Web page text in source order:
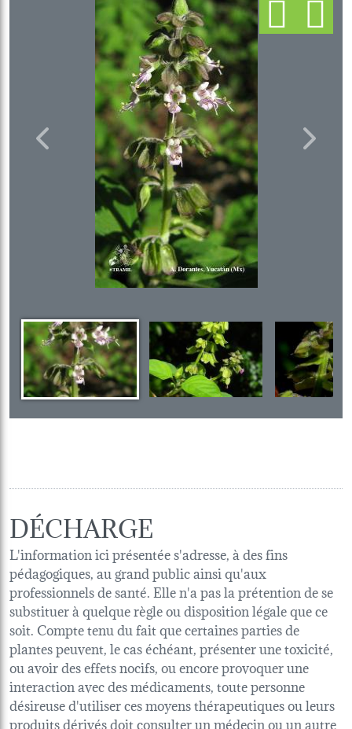
Previous Next
DÉCHARGE
L'information ici présentée s'adresse, à des fins
pédagogiques, au grand public ainsi qu'aux
professionnels de santé. Elle n'a pas la prétention de se
substituer à quelque règle ou disposition légale que ce
soit. Compte tenu du fait que certaines parties de
plantes peuvent, le cas échéant, présenter une toxicité,
ou avoir des effets nocifs, ou encore provoquer une
interaction avec des médicaments, toute personne
désireuse d'utiliser ces moyens thérapeutiques ou leurs
produits dérivés doit consulter un médecin ou un autre